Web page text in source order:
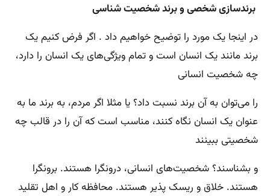
برندسازی شخصی و برند شخصیت شناسی
در اینجا یک مورد را توضیح خواهیم داد . اگر فرض کنیم یک
برند مانند یک انسان است و تمام ویژگی‌های یک انسان را دارد،
چه شخصیت انسانی
را می‌توان به آن برند نسبت داد؟ یا مثلا اگر مردم، به برند ما به
عنوان یک انسان نگاه کنند، مناسب است که آن را در قالب چه
شخصیتی ببینند
و بشناسند؟ شخصیت‌های انسانی، درونگرا هستند. برونگرا
هستند. خلاق و ریسک پذیر هستند. محافظه کار و اهل تقلید